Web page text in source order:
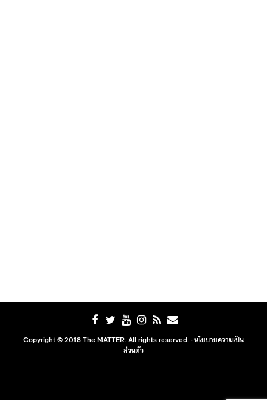
Copyright © 2018 The MATTER. All rights reserved. ·นโยบายความเป็น
ส่วนตัว